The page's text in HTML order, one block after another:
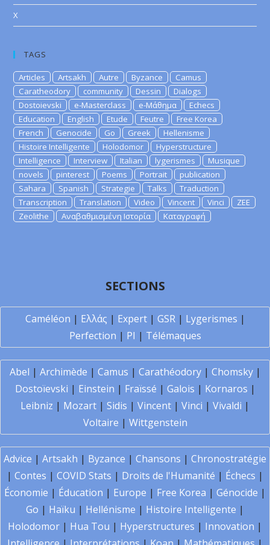
X
TAGS
Articles Artsakh Autre Byzance
Camus
Caratheodory
community Dessin
Dialogs
Dostoievski
e-Masterclass e-Μάθημα
Echecs
Education
English Etude Feutre
Free Korea
French
Genocide Go Greek
Hellenisme
Histoire Intelligente
Holodomor
Hyperstructure
Intelligence
Interview Italian lygerismes
Musique
novels
pinterest Poems Portrait
publication
Sahara
Spanish Strategie Talks
Traduction
Transcription
Translation Video Vincent Vinci
ZEE
Zeolithe
Αναβαθμισμένη Ιστορία Καταγραφή
SECTIONS
Caméléon | Ελλάς | Expert| GSR| Lygerismes |
Perfection | PI | Télémaques
Abel | Archimède | Camus | Carathéodory| Chomsky|
Dostoïevski | Einstein | Fraïssé | Galois | Kornaros |
Leibniz | Mozart | Sidis | Vincent | Vinci | Vivaldi |
Voltaire | Wittgenstein
Advice | Artsakh | Byzance | Chansons | Chronostratégie
| Contes | COVID Stats | Droits de l'Humanité | Échecs |
Économie | Éducation | Europe | Free Korea | Génocide |
Go | Haïku | Hellénisme | Histoire Intelligente |
Holodomor | Hua Tou | Hyperstructures | Innovation |